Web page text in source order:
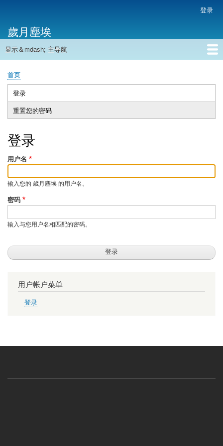
主
内
帐
户
菜
单
登录
歲月塵埃
主
航
显示＆mdash; 主导航
首页
面
包
屑
首页
主
标
登录
动
标
重置您的密码
登录
用户名
输入您的 歲月塵埃 的用户名。
密码
输入与您用户名相匹配的密码。
用户帐户菜单
登录